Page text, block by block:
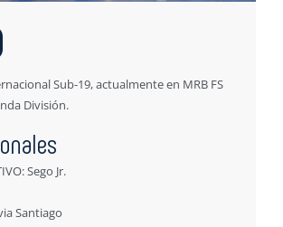
Sub-19, actualmente en MRB FS
División.
Sego Jr.
Santiago